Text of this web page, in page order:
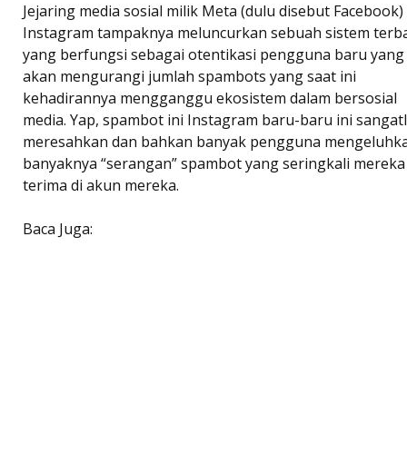
Jejaring media sosial milik Meta (dulu disebut
Instagram tampaknya meluncurkan sebuah sistem
yang berfungsi sebagai otentikasi pengguna baru yang
akan mengurangi jumlah spambots yang saat ini
kehadirannya mengganggu ekosistem dalam bersosial
media. Yap, spambot ini Instagram baru-baru ini
meresahkan dan bahkan banyak pengguna
banyaknya “serangan” spambot yang seringkali mereka
terima di akun mereka.
Baca Juga: